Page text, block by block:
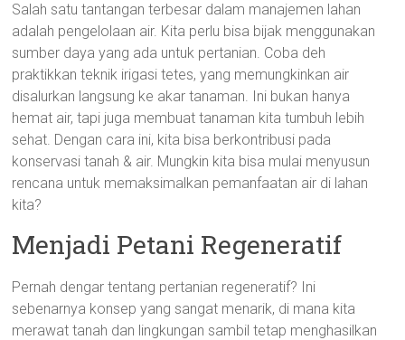
Salah satu tantangan terbesar dalam manajemen lahan
adalah pengelolaan air. Kita perlu bisa bijak menggunakan
sumber daya yang ada untuk pertanian. Coba deh
praktikkan teknik irigasi tetes, yang memungkinkan air
disalurkan langsung ke akar tanaman. Ini bukan hanya
hemat air, tapi juga membuat tanaman kita tumbuh lebih
sehat. Dengan cara ini, kita bisa berkontribusi pada
konservasi tanah & air. Mungkin kita bisa mulai menyusun
rencana untuk memaksimalkan pemanfaatan air di lahan
kita?
Menjadi Petani Regeneratif
Pernah dengar tentang pertanian regeneratif? Ini
sebenarnya konsep yang sangat menarik, di mana kita
merawat tanah dan lingkungan sambil tetap menghasilkan